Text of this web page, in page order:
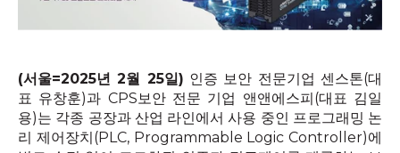
(서울=2025년 2월 25일) 인증 보안 전문기업 센스톤(대
표 유창훈)과 CPS보안 전문 기업 앤앤에스피 (대표 김일
용)는 각종 공장과 산업 라인에서 사용 중인 프로그래밍 논
리 제어장치 (PLC, Programmable Logic Controller)에